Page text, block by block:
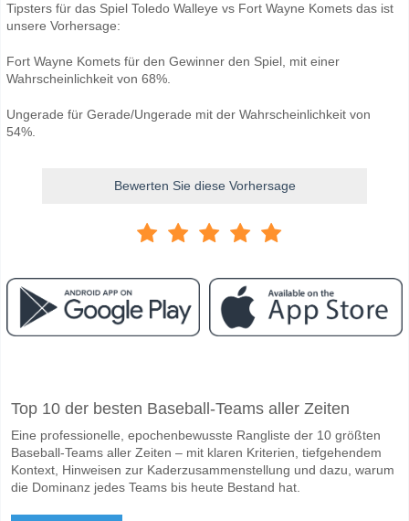
Tipsters für das Spiel Toledo Walleye vs Fort Wayne Komets das ist
unsere Vorhersage:
Fort Wayne Komets für den Gewinner den Spiel, mit einer
Wahrscheinlichkeit von 68%.
Ungerade für Gerade/Ungerade mit der Wahrscheinlichkeit von
54%.
Bewerten Sie diese Vorhersage
Das Spiel zwischen Toledo Walleye v Fort Wayne Komets 16 May
Wer ist das Lieblingsteam, zwischen dem zu
Fort Wayne Komets für den Gewinner den Spiel, mit einer
Top 10 der besten Baseball-Teams aller Zeiten
Eine professionelle, epochenbewusste Rangliste der 10 größten
Baseball-Teams aller Zeiten – mit klaren Kriterien, tiefgehendem
Kontext, Hinweisen zur Kaderzusammenstellung und dazu, warum
die Dominanz jedes Teams bis heute Bestand hat.